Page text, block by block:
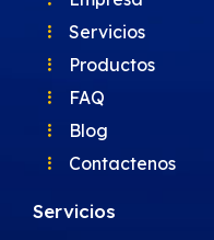
Servicios
Productos
FAQ
Blog
Contactenos
Servicios